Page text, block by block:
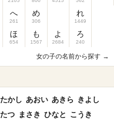
へ
261
ほ
654
め
306
も
1567
よ
2684
れ
1449
ろ
240
女の子の名前から探す →
たかし あおい あきら きよし
たつ まさき ひなと こうき